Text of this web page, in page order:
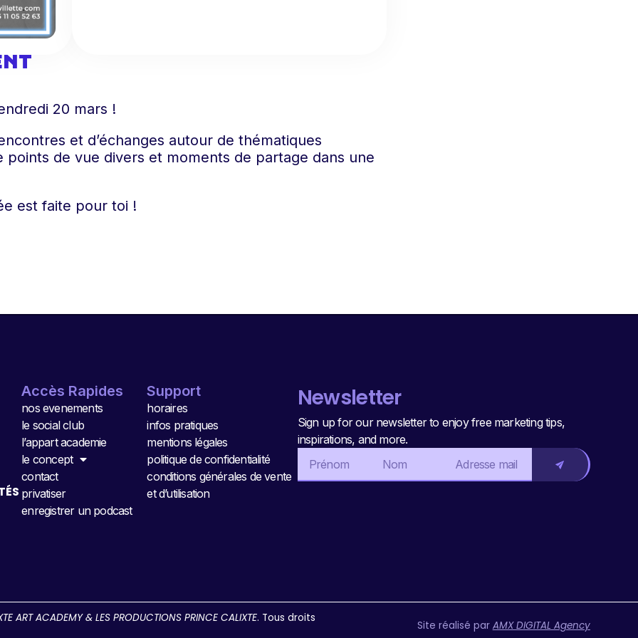
20 mars !
et d’échanges autour de thématiques
de vue divers et moments de partage dans une
est faite pour toi !
Accès Rapides
nos evenements
le social club
l’appart academie
le concept
contact
privatiser
enregistrer un podcast
Support
horaires
infos pratiques
mentions légales
politique de confidentialité
conditions générales de vente
et d’utilisation
Newsletter
Sign up for our newsletter to enjoy free marketing tips,
inspirations, and more.
ART ACADEMY & LES PRODUCTIONS PRINCE CALIXTE. Tous droits
Site réalisé par AMX DIGITAL Agency